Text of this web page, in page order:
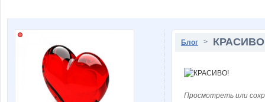
Блог >
Просмотреть или